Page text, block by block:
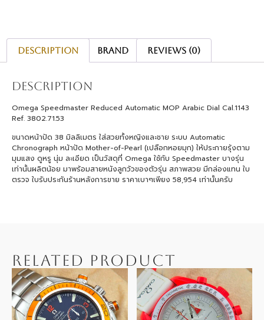
Description Brand Reviews (0)
Description
Omega Speedmaster Reduced Automatic MOP Arabic Dial Cal.1143
Ref. 3802.71.53
ขนาดหน้าปัด 38 มิลลิเมตร ใส่สวยทั้งหญิงและชาย ระบบ Automatic
Chronograph หน้าปัด Mother-of-Pearl (เปลือกหอยมุก) ให้ประกายรุ้งตาม
มุมแสง ดูหรู นุ่ม ละเอียด เป็นวัสดุที่ Omega ใช้กับ Speedmaster บางรุ่น
เท่านั้นผลิตน้อย มาพร้อมสายหนังลูกวัวของตัวรุ่น สภาพสวย มีกล่องแทน ใบ
ตรวจ ใบรับประกันร้านหลังการขาย ราคาเบาๆเพียง 58,954 เท่านั้นครับ
RELATED PRODUCT